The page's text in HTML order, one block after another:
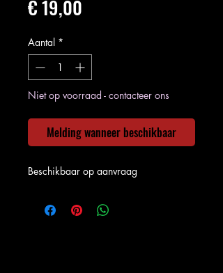
€ 19,00
Aantal *
Niet op voorraad - contacteer ons
Melding wanneer beschikbaar
Beschikbaar op aanvraag